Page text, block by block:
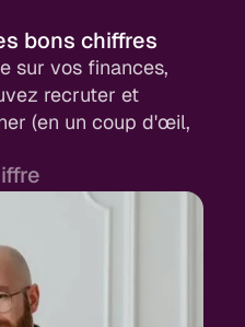
de temps pour
une vraie valeur
bons chiffres
sur vos finances,
recruter et
(en un coup d'œil,
conseillez
pour vos
pour le conseil (là
la différence).